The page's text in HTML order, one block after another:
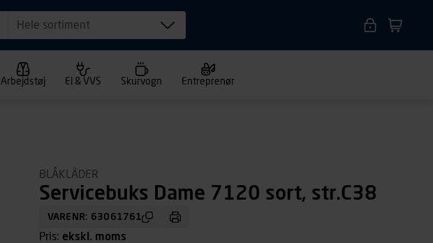
Hele sortiment
Arbejdstøj El & VVS Skurvogn Entreprenør
BLÅKLÄDER
Servicebuks Dame 7120 sort, str.C38
VARENR: 63061761
Pris: ekskl. moms